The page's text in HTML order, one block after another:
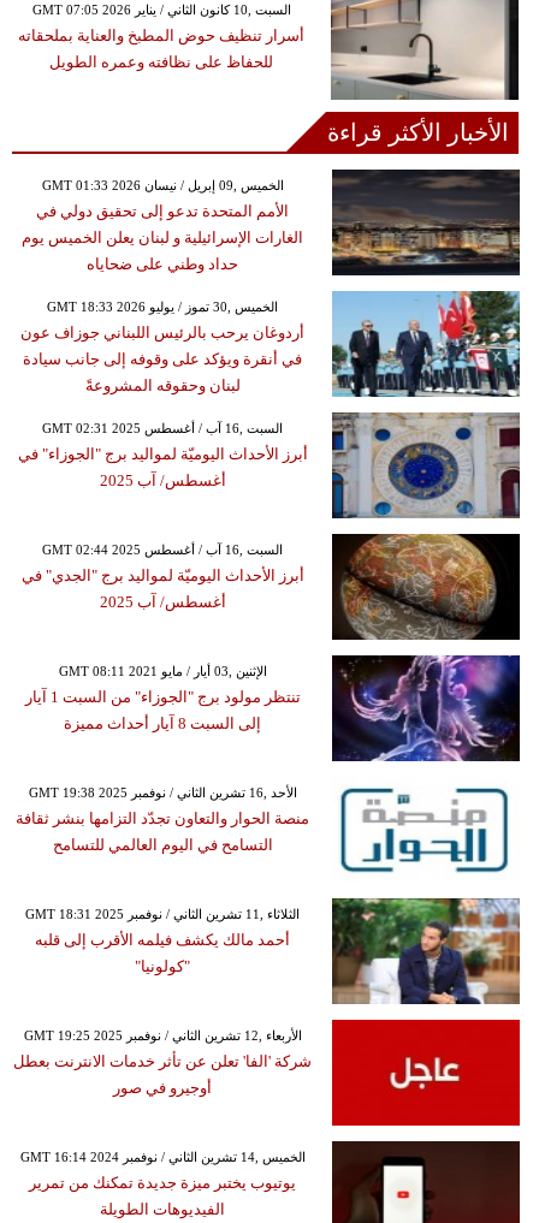
GMT 07:05 2026 السبت ,10 كانون الثاني / يناير
أسرار تنظيف حوض المطبخ والعناية بملحقاته
للحفاظ على نظافته وعمره الطويل
الأخبار الأكثر قراءة
GMT 01:33 2026 الخميس ,09 إبريل / نيسان
الأمم المتحدة تدعو إلى تحقيق دولي في
الغارات الإسرائيلية و لبنان يعلن الخميس يوم
حداد وطني على ضحاياه
GMT 18:33 2026 الخميس ,30 تموز / يوليو
أردوغان يرحب بالرئيس اللبناني جوزاف عون
في أنقرة ويؤكد على وقوفه إلى جانب سيادة
لبنان وحقوقه المشروعةً
GMT 02:31 2025 السبت ,16 آب / أغسطس
أبرز الأحداث اليوميّة لمواليد برج "الجوزاء" في
أغسطس/ آب 2025
GMT 02:44 2025 السبت ,16 آب / أغسطس
أبرز الأحداث اليوميّة لمواليد برج "الجدي" في
أغسطس/ آب 2025
GMT 08:11 2021 الإثنين ,03 أيار / مايو
تنتظر مولود برج "الجوزاء" من السبت 1 آيار
إلى السبت 8 آيار أحداث مميزة
GMT 19:38 2025 الأحد ,16 تشرين الثاني / نوفمبر
منصة الحوار والتعاون تجدّد التزامها بنشر ثقافة
التسامح في اليوم العالمي للتسامح
GMT 18:31 2025 الثلاثاء ,11 تشرين الثاني / نوفمبر
أحمد مالك يكشف فيلمه الأقرب إلى قلبه
"كولونيا"
GMT 19:25 2025 الأربعاء ,12 تشرين الثاني / نوفمبر
شركة 'الفا' تعلن عن تأثر خدمات الانترنت بعطل
أوجيرو في صور
GMT 16:14 2024 الخميس ,14 تشرين الثاني / نوفمبر
يوتيوب يختبر ميزة جديدة تمكنك من تمرير
الفيديوهات الطويلة